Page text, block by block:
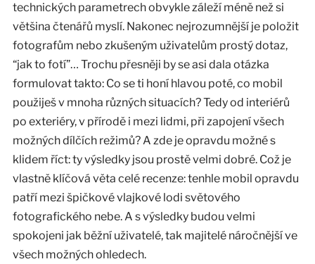
technických parametrech obvykle záleží méně než si
většina čtenářů myslí. Nakonec nejrozumnější je položit
fotografům nebo zkušeným uživatelům prostý dotaz,
“jak to fotí”… Trochu přesněji by se asi dala otázka
formulovat takto: Co se ti honí hlavou poté, co mobil
použiješ v mnoha různých situacích? Tedy od interiérů
po exteriéry, v přírodě i mezi lidmi, při zapojení všech
možných dílčích režimů? A zde je opravdu možné s
klidem říct: ty výsledky jsou prostě velmi dobré. Což je
vlastně klíčová věta celé recenze: tenhle mobil opravdu
patří mezi špičkové vlajkové lodi světového
fotografického nebe. A s výsledky budou velmi
spokojeni jak běžní uživatelé, tak majitelé náročnější ve
všech možných ohledech.